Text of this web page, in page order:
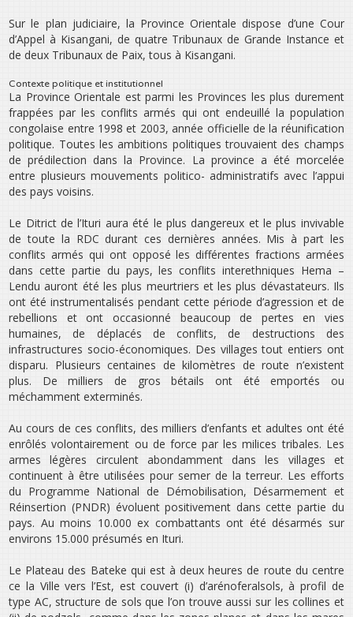
Sur le plan judiciaire, la Province Orientale dispose d’une Cour
d’Appel à Kisangani, de quatre Tribunaux de Grande Instance et
de deux Tribunaux de Paix, tous à Kisangani.
Contexte politique et institutionnel
La Province Orientale est parmi les Provinces les plus durement
frappées par les conflits armés qui ont endeuillé la population
congolaise entre 1998 et 2003, année officielle de la réunification
politique. Toutes les ambitions politiques trouvaient des champs
de prédilection dans la Province. La province a été morcelée
entre plusieurs mouvements politico- administratifs avec l’appui
des pays voisins.
Le Ditrict de l’Ituri aura été le plus dangereux et le plus invivable
de toute la RDC durant ces dernières années. Mis à part les
conflits armés qui ont opposé les différentes fractions armées
dans cette partie du pays, les conflits interethniques Hema –
Lendu auront été les plus meurtriers et les plus dévastateurs. Ils
ont été instrumentalisés pendant cette période d’agression et de
rebellions et ont occasionné beaucoup de pertes en vies
humaines, de déplacés de conflits, de destructions des
infrastructures socio-économiques. Des villages tout entiers ont
disparu. Plusieurs centaines de kilomètres de route n’existent
plus. De milliers de gros bétails ont été emportés ou
méchamment exterminés.
Au cours de ces conflits, des milliers d’enfants et adultes ont été
enrôlés volontairement ou de force par les milices tribales. Les
armes légères circulent abondamment dans les villages et
continuent à être utilisées pour semer de la terreur. Les efforts
du Programme National de Démobilisation, Désarmement et
Réinsertion (PNDR) évoluent positivement dans cette partie du
pays. Au moins 10.000 ex combattants ont été désarmés sur
environs 15.000 présumés en Ituri.
Le Plateau des Bateke qui est à deux heures de route du centre
ce la Ville vers l’Est, est couvert (i) d’arénoferalsols, à profil de
type AC, structure de sols que l’on trouve aussi sur les collines et